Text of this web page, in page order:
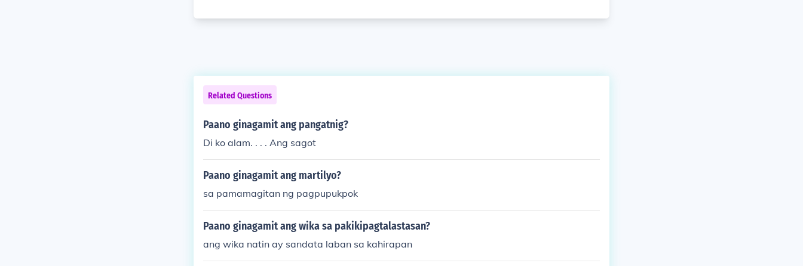
Related Questions
Paano ginagamit ang pangatnig?
Di ko alam. . . . Ang sagot
Paano ginagamit ang martilyo?
sa pamamagitan ng pagpupukpok
Paano ginagamit ang wika sa pakikipagtalastasan?
ang wika natin ay sandata laban sa kahirapan